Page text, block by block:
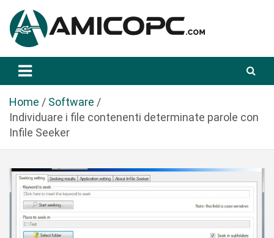
a
Amicopc.com
Home
Software
Individuare i file contenenti determinate parole con
Infile Seeker